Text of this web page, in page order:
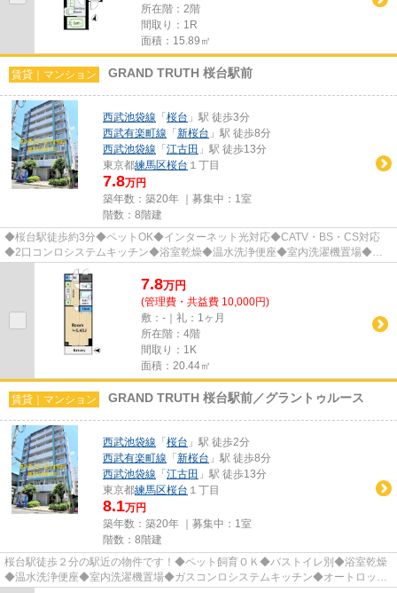
所在階：2階
間取り：1R
面積：15.89㎡
賃貸｜マンション GRAND TRUTH 桜台駅前
西武池袋線 「 桜台 」駅 徒歩3分
西武有楽町線 「 新桜台 」駅 徒歩8分
西武池袋線 「 江古田 」駅 徒歩13分
東京都練馬区桜台 １丁目
7.8万円
築年数：築20年 ｜募集中： 1室
階数：8階建
◆桜台駅徒歩約3分◆ペットOK◆インターネット光対応◆CATV・BS・CS対応
◆2口コンロシステムキッチン◆浴室乾燥◆温水洗浄便座◆室内洗濯機置場◆バ
ストイレ別◆宅配BOX◆オートロック◆モニタ付イ...
7.8万円
(管理費・共益費 10,000円)
敷：-｜礼：1ヶ月
所在階：4階
間取り：1K
面積：20.44㎡
賃貸｜マンション GRAND TRUTH 桜台駅前／グラントゥルース
西武池袋線 「 桜台 」駅 徒歩2分
西武有楽町線 「 新桜台 」駅 徒歩8分
西武池袋線 「 江古田 」駅 徒歩13分
東京都練馬区桜台 １丁目
8.1万円
築年数：築20年 ｜募集中： 1室
階数：8階建
桜台駅徒歩２分の駅近の物件です！◆ペット飼育ＯＫ◆バストイレ別◆浴室乾燥
◆温水洗浄便座◆室内洗濯機置場◆ガスコンロシステムキッチン◆オートロック